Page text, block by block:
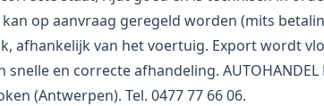
op aanvraag geregeld worden (mits
afhankelijk van het voertuig. Export wordt
en correcte afhandeling. AUTOHANDEL
(Antwerpen). Tel. 0477 77 66 06.